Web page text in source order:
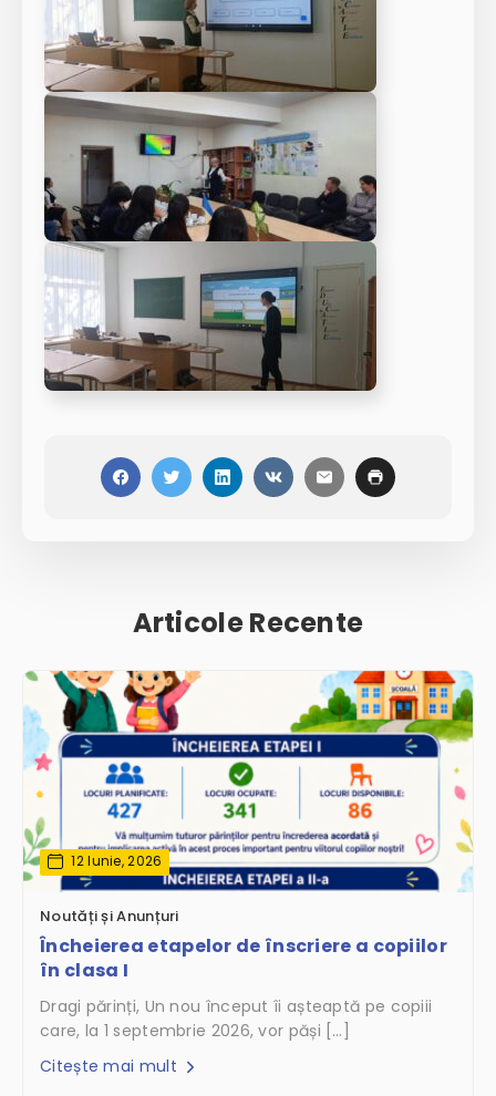
Articole Recente
12 Iunie, 2026
Noutăți și Anunțuri
Încheierea etapelor de înscriere a copiilor
în clasa I
Dragi părinți, Un nou început îi așteaptă pe copiii
care, la 1 septembrie 2026, vor păși […]
Citește mai mult